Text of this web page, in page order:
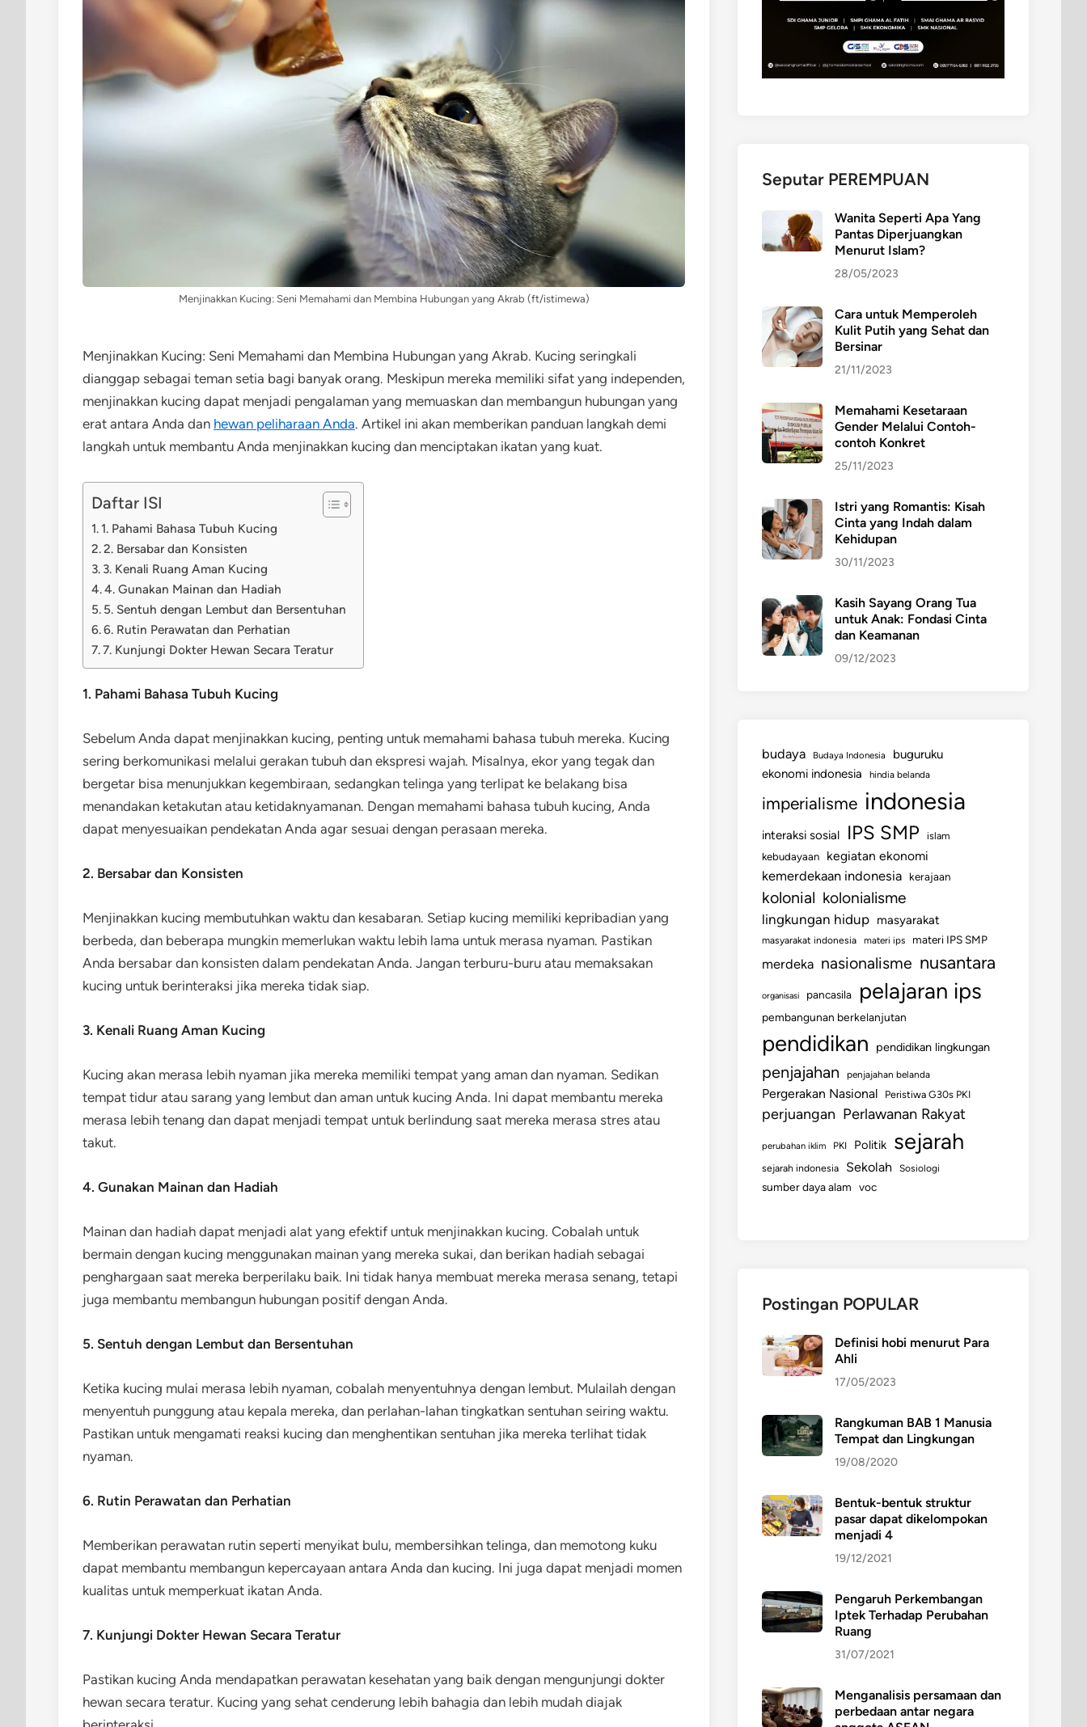
Menjinakkan Kucing: Seni Memahami dan Membina Hubungan yang Akrab (ft/istimewa)
Menjinakkan Kucing: Seni Memahami dan Membina Hubungan yang Akrab. Kucing seringkali
dianggap sebagai teman setia bagi banyak orang. Meskipun mereka memiliki sifat yang independen,
menjinakkan kucing dapat menjadi pengalaman yang memuaskan dan membangun hubungan yang
erat antara Anda dan hewan peliharaan Anda. Artikel ini akan memberikan panduan langkah demi
langkah untuk membantu Anda menjinakkan kucing dan menciptakan ikatan yang kuat.
Daftar ISI
1. Pahami Bahasa Tubuh Kucing
2. Bersabar dan Konsisten
3. Kenali Ruang Aman Kucing
4. Gunakan Mainan dan Hadiah
5. Sentuh dengan Lembut dan Bersentuhan
6. Rutin Perawatan dan Perhatian
7. Kunjungi Dokter Hewan Secara Teratur
1. Pahami Bahasa Tubuh Kucing
Sebelum Anda dapat menjinakkan kucing, penting untuk memahami bahasa tubuh mereka. Kucing
sering berkomunikasi melalui gerakan tubuh dan ekspresi wajah. Misalnya, ekor yang tegak dan
bergetar bisa menunjukkan kegembiraan, sedangkan telinga yang terlipat ke belakang bisa
menandakan ketakutan atau ketidaknyamanan. Dengan memahami bahasa tubuh kucing, Anda
dapat menyesuaikan pendekatan Anda agar sesuai dengan perasaan mereka.
2. Bersabar dan Konsisten
Menjinakkan kucing membutuhkan waktu dan kesabaran. Setiap kucing memiliki kepribadian yang
berbeda, dan beberapa mungkin memerlukan waktu lebih lama untuk merasa nyaman. Pastikan
Anda bersabar dan konsisten dalam pendekatan Anda. Jangan terburu-buru atau memaksakan
kucing untuk berinteraksi jika mereka tidak siap.
3. Kenali Ruang Aman Kucing
Kucing akan merasa lebih nyaman jika mereka memiliki tempat yang aman dan nyaman. Sedikan
tempat tidur atau sarang yang lembut dan aman untuk kucing Anda. Ini dapat membantu mereka
merasa lebih tenang dan dapat menjadi tempat untuk berlindung saat mereka merasa stres atau
takut.
4. Gunakan Mainan dan Hadiah
Mainan dan hadiah dapat menjadi alat yang efektif untuk menjinakkan kucing. Cobalah untuk
bermain dengan kucing menggunakan mainan yang mereka sukai, dan berikan hadiah sebagai
penghargaan saat mereka berperilaku baik. Ini tidak hanya membuat mereka merasa senang, tetapi
juga membantu membangun hubungan positif dengan Anda.
5. Sentuh dengan Lembut dan Bersentuhan
Ketika kucing mulai merasa lebih nyaman, cobalah menyentuhnya dengan lembut. Mulailah dengan
menyentuh punggung atau kepala mereka, dan perlahan-lahan tingkatkan sentuhan seiring waktu.
Pastikan untuk mengamati reaksi kucing dan menghentikan sentuhan jika mereka terlihat tidak
nyaman.
6. Rutin Perawatan dan Perhatian
Memberikan perawatan rutin seperti menyikat bulu, membersihkan telinga, dan memotong kuku
dapat membantu membangun kepercayaan antara Anda dan kucing. Ini juga dapat menjadi momen
kualitas untuk memperkuat ikatan Anda.
7. Kunjungi Dokter Hewan Secara Teratur
Pastikan kucing Anda mendapatkan perawatan kesehatan yang baik dengan mengunjungi dokter
hewan secara teratur. Kucing yang sehat cenderung lebih bahagia dan lebih mudah diajak
Seputar PEREMPUAN
Wanita Seperti Apa Yang
Pantas Diperjuangkan
Menurut Islam?
28/05/2023
Cara untuk Memperoleh
Kulit Putih yang Sehat dan
Bersinar
21/11/2023
Memahami Kesetaraan
Gender Melalui Contoh-
contoh Konkret
25/11/2023
Istri yang Romantis: Kisah
Cinta yang Indah dalam
Kehidupan
30/11/2023
Kasih Sayang Orang Tua
untuk Anak: Fondasi Cinta
dan Keamanan
09/12/2023
budaya Budaya Indonesia
buguruku
ekonomi indonesia
hindia belanda
imperialisme indonesia
interaksi sosial IPS SMP
islam
kebudayaan
kegiatan ekonomi
kemerdekaan indonesia kerajaan
kolonial kolonialisme
lingkungan hidup masyarakat
masyarakat indonesia materi ips materi IPS SMP
merdeka nasionalisme nusantara
organisasi pancasila pelajaran ips
pembangunan berkelanjutan
pendidikan pendidikan lingkungan
penjajahan penjajahan belanda
Pergerakan Nasional Peristiwa G30s PKI
perjuangan Perlawanan Rakyat
perubahan iklim PKI Politik sejarah
sejarah indonesia Sekolah Sosiologi
sumber daya alam voc
Postingan POPULAR
Definisi hobi menurut Para
Ahli
17/05/2023
Rangkuman BAB 1 Manusia
Tempat dan Lingkungan
19/08/2020
Bentuk-bentuk struktur
pasar dapat dikelompokan
menjadi 4
19/12/2021
Pengaruh Perkembangan
Iptek Terhadap Perubahan
Ruang
31/07/2021
Menganalisis persamaan dan
perbedaan antar negara